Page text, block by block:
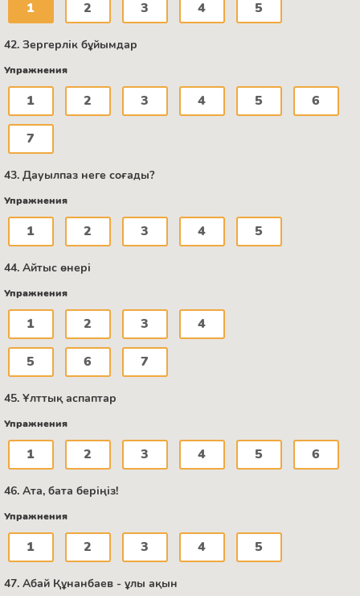
1 2 3 4 5
42. Зергерлік бұйымдар
Упражнения
1 2 3 4 5 6
7
43. Дауылпаз неге соғады?
Упражнения
1 2 3 4 5
44. Айтыс өнері
Упражнения
1 2 3 4
5 6 7
45. Ұлттық аспаптар
Упражнения
1 2 3 4 5 6
46. Ата, бата беріңіз!
Упражнения
1 2 3 4 5
47. Абай Құнанбаев - ұлы ақын